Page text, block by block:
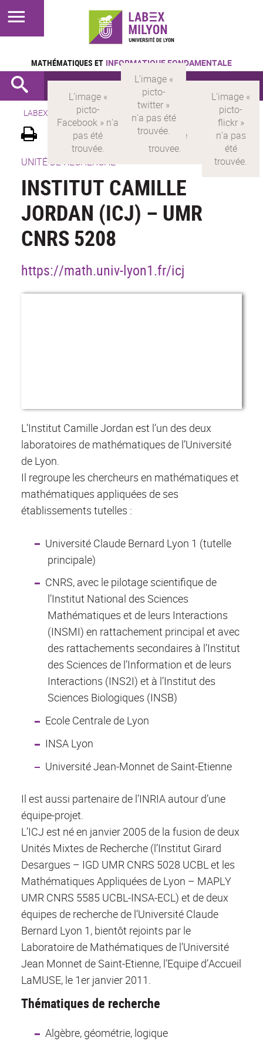
MATHÉMATIQUES ET INFORMATIQUE FONDAMENTALE
LABEX > LABEX MILYON
UNITÉ DE RECHERCHE
INSTITUT CAMILLE
JORDAN (ICJ) – UMR
CNRS 5208
https://math.univ-lyon1.fr/icj
L’Institut Camille Jordan est l’un des deux
laboratoires de mathématiques de l’Université
de Lyon.
Il regroupe les chercheurs en mathématiques et
mathématiques appliquées de ses
établissements tutelles :
Université Claude Bernard Lyon 1 (tutelle
principale)
CNRS, avec le pilotage scientifique de
l’Institut National des Sciences
Mathématiques et de leurs Interactions
(INSMI) en rattachement principal et avec
des rattachements secondaires à l’Institut
des Sciences de l’Information et de leurs
Interactions (INS2I) et à l’Institut des
Sciences Biologiques (INSB)
Ecole Centrale de Lyon
INSA Lyon
Université Jean-Monnet de Saint-Etienne
Il est aussi partenaire de l’INRIA autour d’une
équipe-projet.
L’ICJ est né en janvier 2005 de la fusion de deux
Unités Mixtes de Recherche (l’Institut Girard
Desargues – IGD UMR CNRS 5028 UCBL et les
Mathématiques Appliquées de Lyon – MAPLY
UMR CNRS 5585 UCBL-INSA-ECL) et de deux
équipes de recherche de l’Université Claude
Bernard Lyon 1, bientôt rejoints par le
Laboratoire de Mathématiques de l’Université
Jean Monnet de Saint-Etienne, l’Equipe d’Accueil
LaMUSE, le 1er janvier 2011.
Thématiques de recherche
Algèbre, géométrie, logique